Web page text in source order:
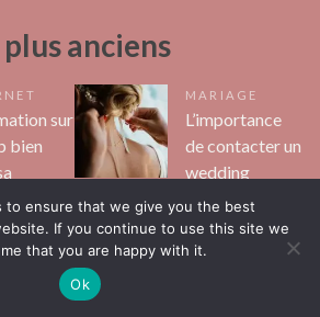
anciens
sur
bien
MARIAGE
L’importance
de contacter un
wedding
planner lors de
son mariage
Joseph
Organiser un événement aussi
to ensure that we give you the best
If you continue to use this site we
that you are happy with it.
Ok